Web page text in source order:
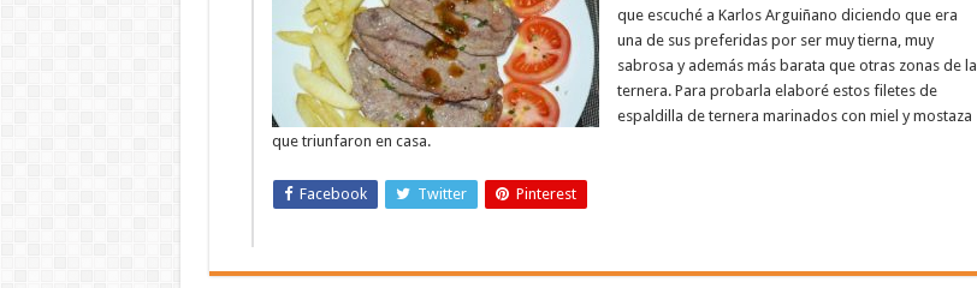
que escuché a Karlos Arguiñano diciendo que era
una de sus preferidas por ser muy tierna, muy
sabrosa y además más barata que otras zonas de la
ternera. Para probarla elaboré estos filetes de
espaldilla de ternera marinados con miel y mostaza
que triunfaron en casa.
Facebook Twitter Pinterest